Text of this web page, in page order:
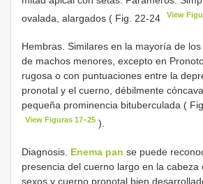
ovalada, alargados ( Fig. 22-24
View
Hembras. Similares en la mayoría de
de machos menores, excepto en
rugosa o con puntuaciones entre la
pronotal y el cuerno, débilmente
pequeña prominencia bituberculada (
View Figuras 17–25 ).
Diagnosis. Enema pan se puede
presencia del cuerno largo en la cabeza
sexos y cuerno pronotal bien